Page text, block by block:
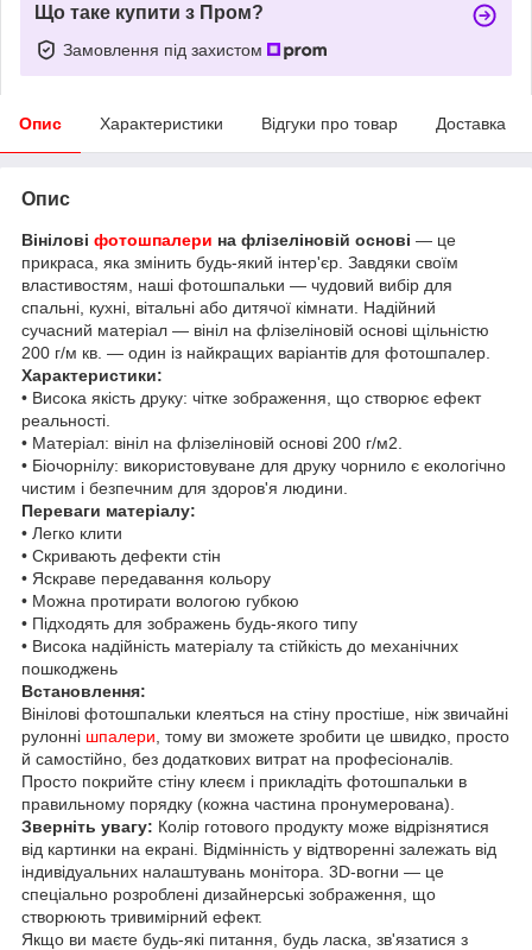
Що таке купити з Пром?
Замовлення під захистом
Опис Характеристики Відгуки про товар Доставка
Опис
Вінілові фотошпалери на флізеліновій основі — це
прикраса, яка змінить будь-який інтер'єр. Завдяки своїм
властивостям, наші фотошпальки — чудовий вибір для
спальні, кухні, вітальні або дитячої кімнати. Надійний
сучасний матеріал — вініл на флізеліновій основі щільністю
200 г/м кв. — один із найкращих варіантів для фотошпалер.
Характеристики:
• Висока якість друку: чітке зображення, що створює ефект
реальності.
• Матеріал: вініл на флізеліновій основі 200 г/м2.
• Біочорнілу: використовуване для друку чорнило є екологічно
чистим і безпечним для здоров'я людини.
Переваги матеріалу:
• Легко клити
• Скривають дефекти стін
• Яскраве передавання кольору
• Можна протирати вологою губкою
• Підходять для зображень будь-якого типу
• Висока надійність матеріалу та стійкість до механічних
пошкоджень
Встановлення:
Вінілові фотошпальки клеяться на стіну простіше, ніж звичайні
рулонні шпалери , тому ви зможете зробити це швидко, просто
й самостійно, без додаткових витрат на професіоналів.
Просто покрийте стіну клеєм і прикладіть фотошпальки в
правильному порядку (кожна частина пронумерована).
Зверніть увагу: Колір готового продукту може відрізнятися
від картинки на екрані. Відмінність у відтворенні залежать від
індивідуальних налаштувань монітора. 3D-вогни — це
спеціально розроблені дизайнерські зображення, що
створюють тривимірний ефект.
Якщо ви маєте будь-які питання, будь ласка, зв'язатися з